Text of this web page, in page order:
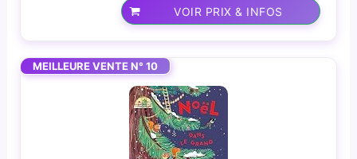
VOIR PRIX & INFOS
MEILLEURE VENTE N° 10